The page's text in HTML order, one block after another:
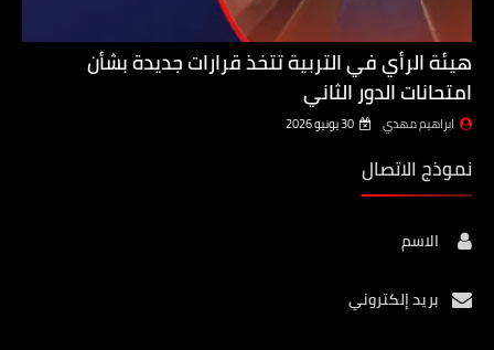
هيئة الرأي في التربية تتخذ قرارات جديدة بشأن
امتحانات الدور الثاني
ابراهيم مهدي 30 يونيو 2026
نموذج الاتصال
الاسم
بريد إلكتروني